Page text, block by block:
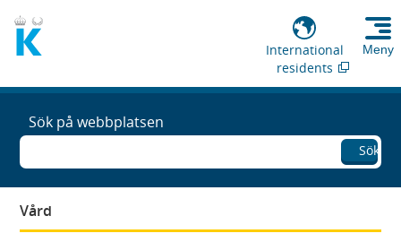
International
residents
Meny
Sök på webbplatsen
Sök
Vård